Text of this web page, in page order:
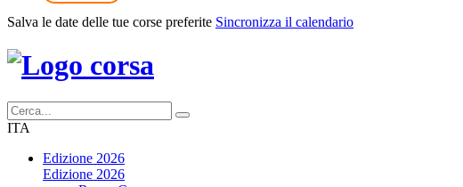
Salva le date delle tue corse preferite Sincronizza il calendario
ITA
Edizione 2026
Edizione 2026